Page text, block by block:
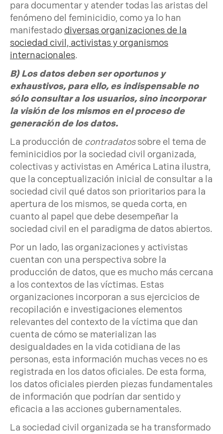
para documentar y atender todas las aristas del
fenómeno del feminicidio, como ya lo han
manifestadodiversas organizaciones de la
sociedad civil, activistas y organismos
internacionales.
B) Los datos deben ser oportunos y
exhaustivos, para ello, es indispensable no
sólo consultar a los usuarios, sino incorporar
la visión de los mismos en el proceso de
generación de los datos.
La producción de contradatossobre el tema de
feminicidios por la sociedad civil organizada,
colectivas y activistas en América Latina ilustra,
que la conceptualización inicial de consultar a la
sociedad civil qué datos son prioritarios para la
apertura de los mismos, se queda corta, en
cuanto al papel que debe desempeñar la
sociedad civil en el paradigma de datos abiertos.
Por un lado, las organizaciones y activistas
cuentan con una perspectiva sobre la
producción de datos, que es mucho más cercana
a los contextos de las víctimas. Estas
organizaciones incorporan a sus ejercicios de
recopilación e investigaciones elementos
relevantes del contexto de la víctima que dan
cuenta de cómo se materializan las
desigualdades en la vida cotidiana de las
personas, esta información muchas veces no es
registrada en los datos oficiales. De esta forma,
los datos oficiales pierden piezas fundamentales
de información que podrían dar sentido y
eficacia a las acciones gubernamentales.
La sociedad civil organizada se ha transformado